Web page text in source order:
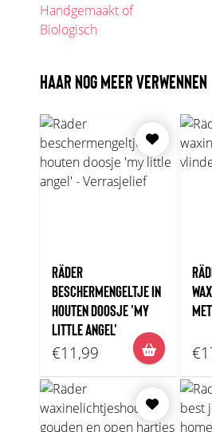
Handgemaakt of
Biologisch
HAAR NOG MEER VERWENNEN
RÄDER
BESCHERMENGELTJE IN
HOUTEN DOOSJE 'MY
LITTLE ANGEL'
€11,99